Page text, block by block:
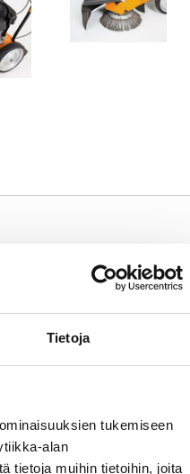
Tietoja
tukemiseen
alan
tietoja muihin tietoihin, joita